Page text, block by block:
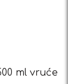
ml vruće